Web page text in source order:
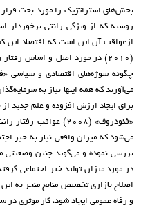
بخش‌های استراتژیک را مورد بحث
روسیه که از ویژگی رانتی برخوردار
ازعواقب آن این است که اقتصاد این
(2010) در مورد اصل و اساس
چگونه سوژه‌های اقتصادی و سیاسی
می‌آورند که همه اینها نیاز به
برای ایجاد ارزش افزوده و علم جدید از
«فئودروف» (2008)
بررسی نموده و می‌گوید چنین وضعیتی
در مورد میزان تولید خیر اجتماعی
اصلاح بازاری تخصیص منابع منجر به
و رفاه عمومی ایجاد شود، کار موثری